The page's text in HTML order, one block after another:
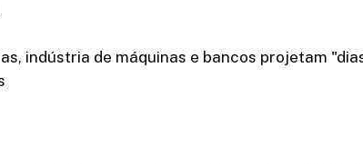
indústria de máquinas e bancos projetam